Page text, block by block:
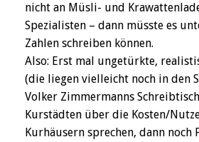
nicht an Müsli- und
Spezialisten – dann müsste es
Zahlen schreiben können.
Also: Erst mal ungetürkte,
(die liegen vielleicht noch in den
Volker Zimmermanns
Kurstädten über die Kosten/
Kurhäusern sprechen, dann